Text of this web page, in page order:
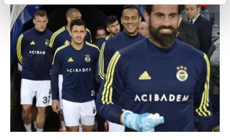
reklamların maliyetlerimizi karşılamak noktasında tek gelir
kalemimiz olduğunu sizlere hatırlatmak isteriz.
Her halükârda, kullanıcılar, bu çerezlere izin vermedikleri
takdirde, kullanıcılara hedefli reklamlar
gösterilmeyecektir."
Sizlere daha iyi bir hizmet sunabilmek için İnternet
Sitemizde kendimize ve üçüncü kişilere ait çerezler
kullanılmaktadır. Bu çerezler vasıtasıyla çeşitli kişisel
verileriniz işlenmekte olup gerekli olan çerezler bilgi